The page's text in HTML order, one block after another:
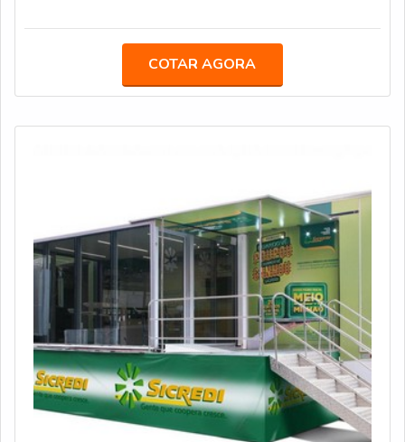
modelos são equipados com salas de reunião e copa
atendimento, com acessibilidade e sala de espera. MAIS
DETALHES SOBRE AS UNIDADESAs unidades
COTAR AGORA